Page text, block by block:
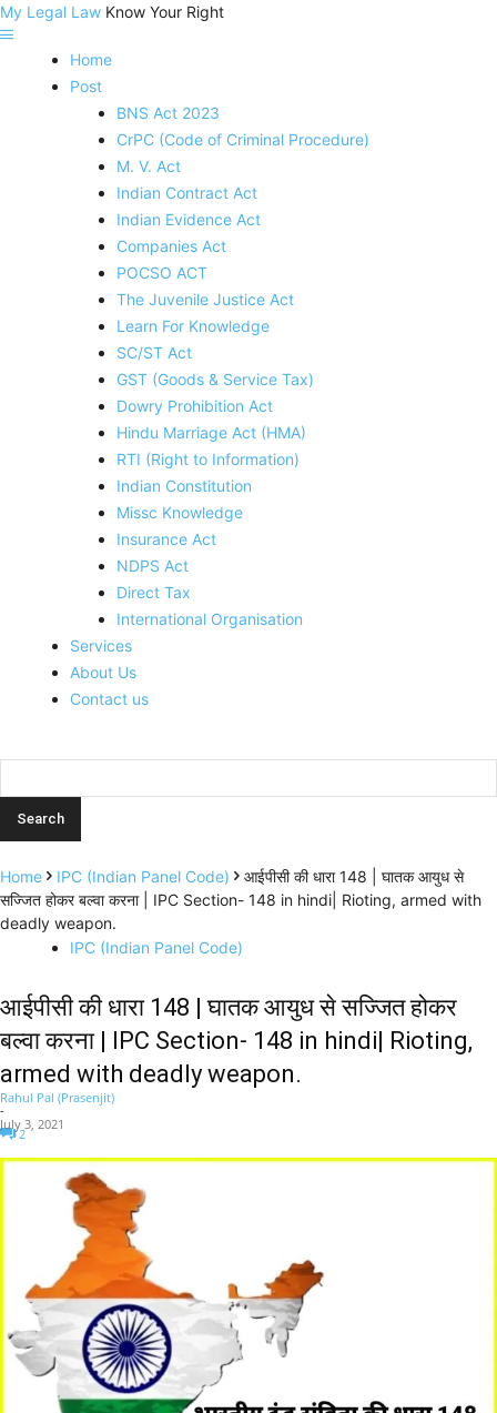
My Legal Law Know Your Right
Home
Post
BNS Act 2023
CrPC (Code of Criminal Procedure)
M. V. Act
Indian Contract Act
Indian Evidence Act
Companies Act
POCSO ACT
The Juvenile Justice Act
Learn For Knowledge
SC/ST Act
GST (Goods & Service Tax)
Dowry Prohibition Act
Hindu Marriage Act (HMA)
RTI (Right to Information)
Indian Constitution
Missc Knowledge
Insurance Act
NDPS Act
Direct Tax
International Organisation
Services
About Us
Contact us
Home IPC (Indian Panel Code)
आईपीसी की धारा 148 | घातक आयुध से
सज्जित होकर बल्वा करना | IPC Section- 148 in hindi| Rioting, armed with
deadly weapon.
IPC (Indian Panel Code)
आईपीसी की धारा 148 | घातक आयुध से सज्जित होकर
बल्वा करना | IPC Section- 148 in hindi| Rioting,
armed with deadly weapon.
Rahul Pal (Prasenjit)
-
July 3, 2021
2